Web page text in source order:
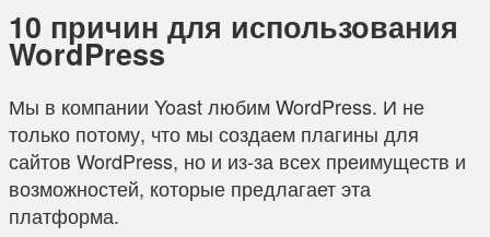
10 причин для использования
WordPress
Мы в компании Yoast любим WordPress. И не
только потому, что мы создаем плагины для
сайтов WordPress, но и из-за всех преимуществ и
возможностей, которые предлагает эта
платформа.